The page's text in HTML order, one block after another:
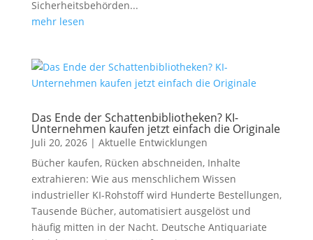
Sicherheitsbehörden...
mehr lesen
Das Ende der Schattenbibliotheken? KI-
Unternehmen kaufen jetzt einfach die Originale
Juli 20, 2026| Aktuelle Entwicklungen
Bücher kaufen, Rücken abschneiden, Inhalte
extrahieren: Wie aus menschlichem Wissen
industrieller KI-Rohstoff wird Hunderte Bestellungen,
Tausende Bücher, automatisiert ausgelöst und
häufig mitten in der Nacht. Deutsche Antiquariate